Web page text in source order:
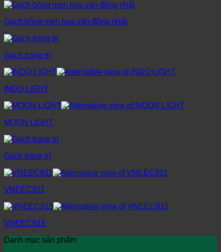
Gạch bông men hoa văn đồng nhất
Gạch trang trí
INDO LIGHT
MOON LIGHT
Gạch trang trí
VNEEC911
VNEEC915
Danh mục sản phẩm